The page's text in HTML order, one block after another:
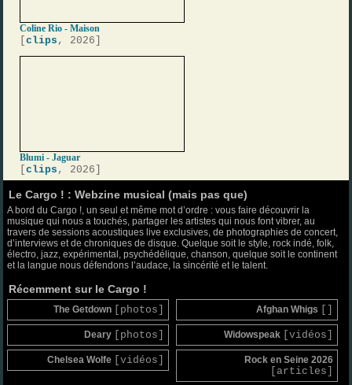
Coline Rio - Maison
[clips , 2026]
Blumi - Jaguar
[clips , 2026]
Le Cargo ! : Webzine musical (mais pas que)
A bord du Cargo !, un seul et même mot d’ordre : vous faire découvrir la
musique qui nous a touchés, partager les artistes qui nous font vibrer, au
travers de sessions acoustiques live exclusives, de photographies de concert,
d’interviews et de chroniques de disque. Quelque soit le style, rock indé, folk,
électro, jazz, expérimental, psychédélique, chanson, quelque soit le continent
et la langue nous défendons l’audace, la sincérité et le talent.
Récemment sur le Cargo !
The Getdown [photos] Afghan Whigs
Deary [photos] Widowspeak [vidéos]
Chelsea Wolfe [vidéos] Rock en Seine 2026
[articles]